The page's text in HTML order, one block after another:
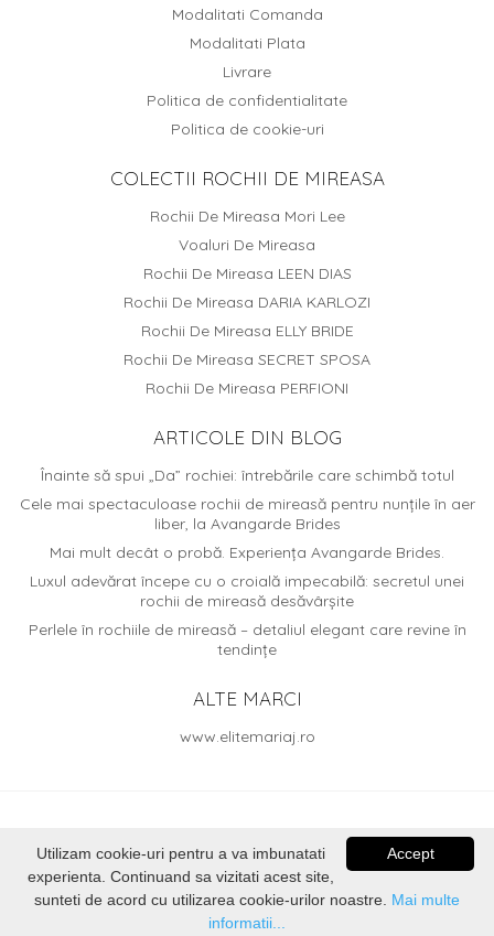
Modalitati Comanda
Modalitati Plata
Livrare
Politica de confidentialitate
Politica de cookie-uri
COLECTII ROCHII DE MIREASA
Rochii De Mireasa Mori Lee
Voaluri De Mireasa
Rochii De Mireasa LEEN DIAS
Rochii De Mireasa DARIA KARLOZI
Rochii De Mireasa ELLY BRIDE
Rochii De Mireasa SECRET SPOSA
Rochii De Mireasa PERFIONI
ARTICOLE DIN BLOG
Înainte să spui „Da” rochiei: întrebările care schimbă totul
Cele mai spectaculoase rochii de mireasă pentru nunțile în aer
liber, la Avangarde Brides
Mai mult decât o probă. Experiența Avangarde Brides.
Luxul adevărat începe cu o croială impecabilă: secretul unei
rochii de mireasă desăvârșite
Perlele în rochiile de mireasă – detaliul elegant care revine în
tendințe
ALTE MARCI
www.elitemariaj.ro
Voitin.com Web
Services
Accept
Utilizam cookie-uri pentru a va imbunatati
experienta. Continuand sa vizitati acest site,
sunteti de acord cu utilizarea cookie-urilor noastre. Mai multe
informatii...